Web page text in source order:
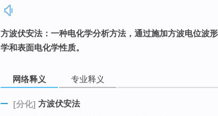
方波伏安法：一种电化学分析方法，通过施加方波电位波
学和表面电化学性质。
网络释义 专业释义
[分化] 方波伏安法